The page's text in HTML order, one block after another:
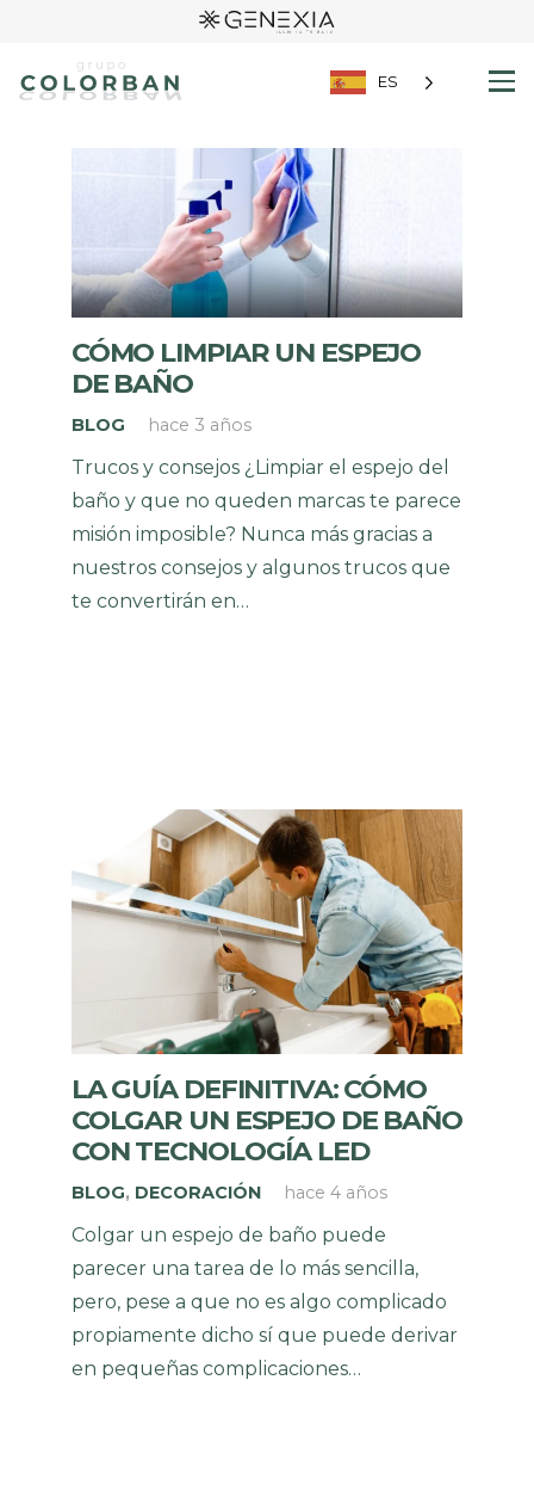
ES
CÓMO LIMPIAR UN ESPEJO
DE BAÑO
BLOG hace 3 años
Trucos y consejos ¿Limpiar el espejo del
baño y que no queden marcas te parece
misión imposible? Nunca más gracias a
nuestros consejos y algunos trucos que
te convertirán en…
LA GUÍA DEFINITIVA: CÓMO
COLGAR UN ESPEJO DE BAÑO
CON TECNOLOGÍA LED
BLOG, DECORACIÓN hace 4 años
Colgar un espejo de baño puede
parecer una tarea de lo más sencilla,
pero, pese a que no es algo complicado
propiamente dicho sí que puede derivar
en pequeñas complicaciones…